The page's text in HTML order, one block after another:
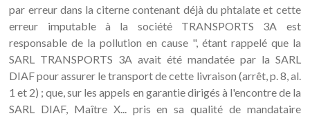
par erreur dans la citerne contenant déjà du phtalate et cette
erreur imputable à la société TRANSPORTS 3A est
responsable de la pollution en cause ", étant rappelé que la
SARL TRANSPORTS 3A avait été mandatée par la SARL
DIAF pour assurer le transport de cette livraison (arrêt, p. 8, al.
1 et 2) ; que, sur les appels en garantie dirigés à l'encontre de la
SARL DIAF, Maître X... pris en sa qualité de mandataire